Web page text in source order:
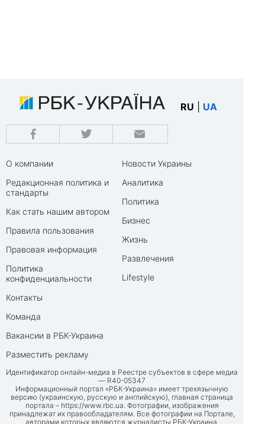
RU UA
О компании
Редакционная политика и
стандарты
Как стать нашим автором
Правила пользования
Правовая информация
Политика
конфиденциальности
Контакты
Команда
Вакансии в РБК-Украина
Разместить рекламу
Новости Украины
Аналитика
Политика
Бизнес
Жизнь
Развлечения
Lifestyle
Идентификатор онлайн-медиа в Реестре субъектов в сфере медиа
— R40-05347
Информационный портал «РБК-Украина» имеет трехязычную
версию (украинскую, русскую и английскую), главная страница
портала – https://www.rbc.ua. Фотографии, изображения
принадлежат их правообладателям. Все фотографии на Портале,
авторами которых являются журналисты РБК-Украина,